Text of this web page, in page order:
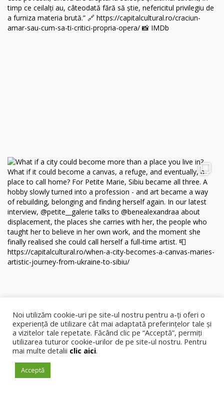
Noi utilizăm cookie-uri pe site-ul nostru pentru a-ți oferi o
experiență de utilizare cât mai adaptată preferințelor tale și
a vizitelor tale repetate. Făcând clic pe “Acceptă”, permiți
utilizarea tuturor cookie-urilor de pe site-ul nostru. Pentru
mai multe detalii clic aici.
Acceptă